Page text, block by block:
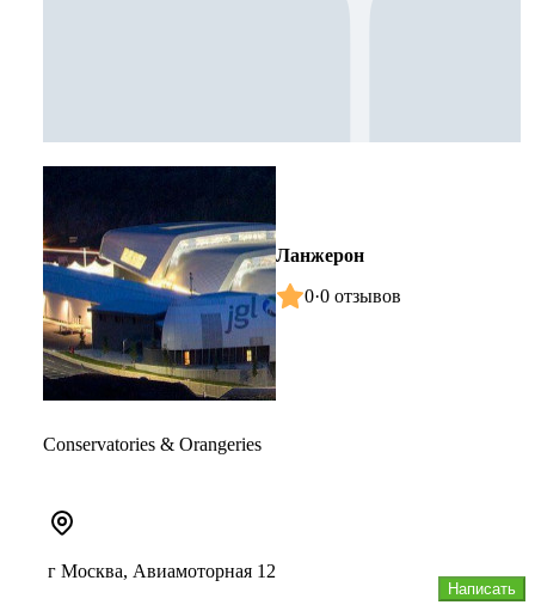
Ланжерон
0·0 отзывов
Conservatories & Orangeries
Написать
г Москва, Авиамоторная 12